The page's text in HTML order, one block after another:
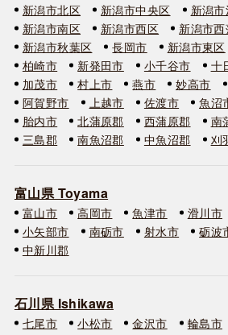
新潟市北区 新潟市中央区
新潟
新潟市南区
新潟市西区
新潟市
新潟市秋葉区
長岡市 新潟市東区
柏崎市
新発田市 小千谷市 十
加茂市
村上市 燕市 妙高市
阿賀野市
上越市 佐渡市 魚沼
胎内市
北蒲原郡 西蒲原郡 南
三島郡
南魚沼郡 中魚沼郡 刈
富山県 Toyama
富山市 高岡市 魚津市 滑川市
小矢部市
南砺市 射水市 砺波
中新川郡
石川県 Ishikawa
七尾市 小松市 金沢市 輪島市